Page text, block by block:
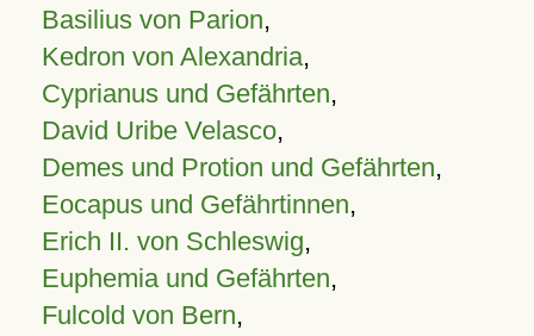
Basilius von Parion,
Kedron von Alexandria,
Cyprianus und Gefährten,
David Uribe Velasco,
Demes und Protion und Gefährten,
Eocapus und Gefährtinnen,
Erich II. von Schleswig,
Euphemia und Gefährten,
Fulcold von Bern,